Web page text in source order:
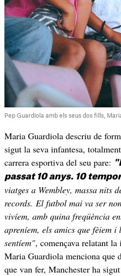
Pep Guardiola amb els seus dos fills,
Maria Guardiola descriu de
sigut la seva infantesa,
carrera esportiva del seu pare:
passat 10 anys. 10
viatges a Wembley, massa nits
records. El futbol mai va ser
vivíem, amb quina freqüència
apreníem, els amics que fèiem i
sentíem", començava relatant
Maria Guardiola menciona que
que van fer, Manchester ha